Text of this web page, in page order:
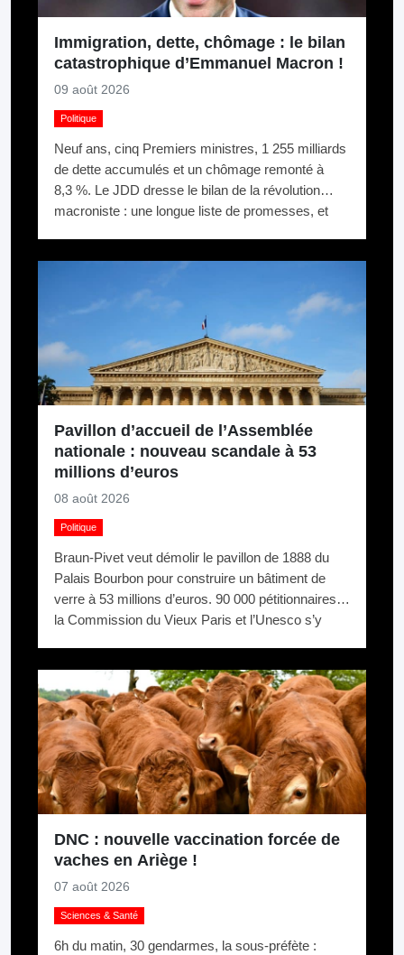
Immigration, dette, chômage : le bilan
catastrophique d’Emmanuel Macron !
09 août 2026
Politique
Neuf ans, cinq Premiers ministres, 1 255 milliards
de dette accumulés et un chômage remonté à
8,3 %. Le JDD dresse le bilan de la révolution
macroniste : une longue liste de promesses, et
Pavillon d’accueil de l’Assemblée
nationale : nouveau scandale à 53
millions d’euros
08 août 2026
Politique
Braun-Pivet veut démolir le pavillon de 1888 du
Palais Bourbon pour construire un bâtiment de
verre à 53 millions d’euros. 90 000 pétitionnaires,
la Commission du Vieux Paris et l’Unesco s’y
DNC : nouvelle vaccination forcée de
vaches en Ariège !
07 août 2026
Sciences & Santé
6h du matin, 30 gendarmes, la sous-préfète :